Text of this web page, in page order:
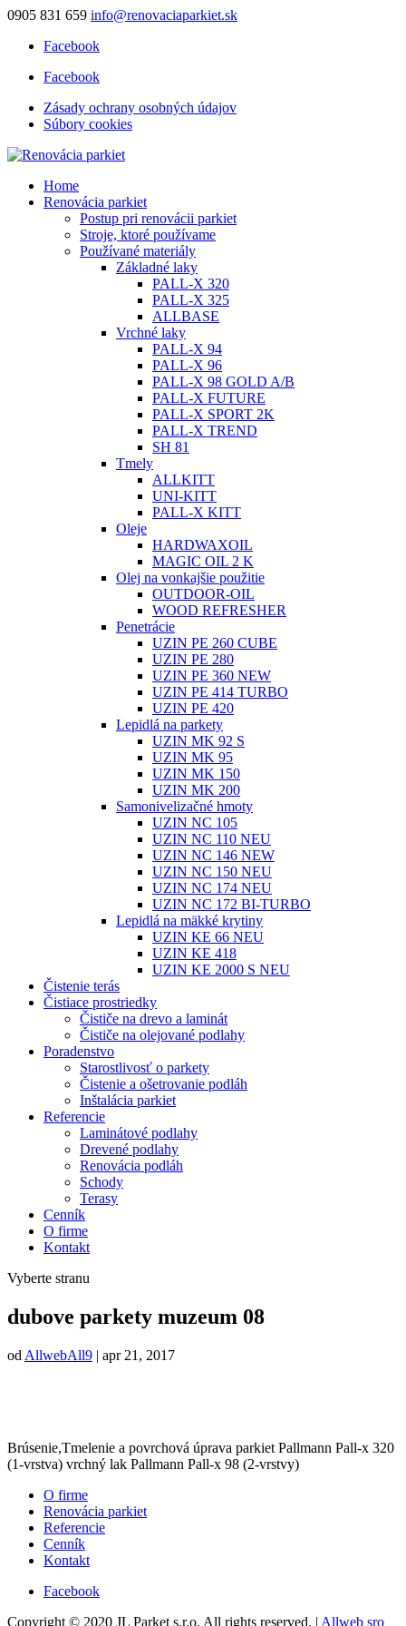
0905 831 659 info@renovaciaparkiet.sk
Facebook
Facebook
Zásady ochrany osobných údajov
Súbory cookies
Home
Renovácia parkiet
Postup pri renovácii parkiet
Stroje, ktoré používame
Používané materiály
Základné laky
PALL-X 320
PALL-X 325
ALLBASE
Vrchné laky
PALL-X 94
PALL-X 96
PALL-X 98 GOLD A/B
PALL-X FUTURE
PALL-X SPORT 2K
PALL-X TREND
SH 81
Tmely
ALLKITT
UNI-KITT
PALL-X KITT
Oleje
HARDWAXOIL
MAGIC OIL 2 K
Olej na vonkajšie použitie
OUTDOOR-OIL
WOOD REFRESHER
Penetrácie
UZIN PE 260 CUBE
UZIN PE 280
UZIN PE 360 NEW
UZIN PE 414 TURBO
UZIN PE 420
Lepidlá na parkety
UZIN MK 92 S
UZIN MK 95
UZIN MK 150
UZIN MK 200
Samonivelizačné hmoty
UZIN NC 105
UZIN NC 110 NEU
UZIN NC 146 NEW
UZIN NC 150 NEU
UZIN NC 174 NEU
UZIN NC 172 BI-TURBO
Lepidlá na mäkké krytiny
UZIN KE 66 NEU
UZIN KE 418
UZIN KE 2000 S NEU
Čistenie terás
Čistiace prostriedky
Čističe na drevo a laminát
Čističe na olejované podlahy
Poradenstvo
Starostlivosť o parkety
Čistenie a ošetrovanie podláh
Inštalácia parkiet
Referencie
Laminátové podlahy
Drevené podlahy
Renovácia podláh
Schody
Terasy
Cenník
O firme
Kontakt
Vyberte stranu
dubove parkety muzeum 08
od AllwebAll9 | apr 21, 2017
Brúsenie,Tmelenie a povrchová úprava parkiet Pallmann Pall-x 320
(1-vrstva) vrchný lak Pallmann Pall-x 98 (2-vrstvy)
O firme
Renovácia parkiet
Referencie
Cenník
Kontakt
Facebook
Copyright © 2020 JL Parket s.r.o. All rights reserved. | Allweb sro